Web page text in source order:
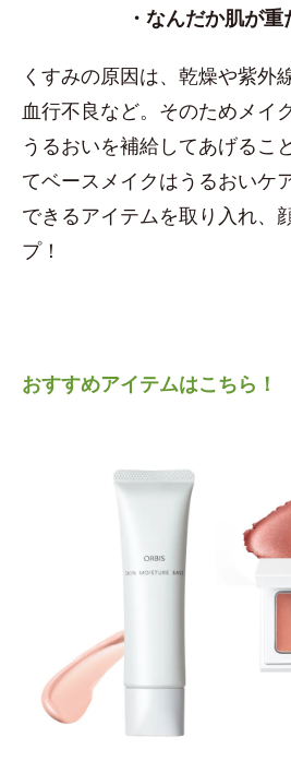
・なんだか肌が
くすみの原因は、乾燥や紫外
血行不良など。そのためメイ
うるおいを補給してあげるこ
てベースメイクはうるおいケ
できるアイテムを取り入れ、
プ！
おすすめアイテムはこちら！